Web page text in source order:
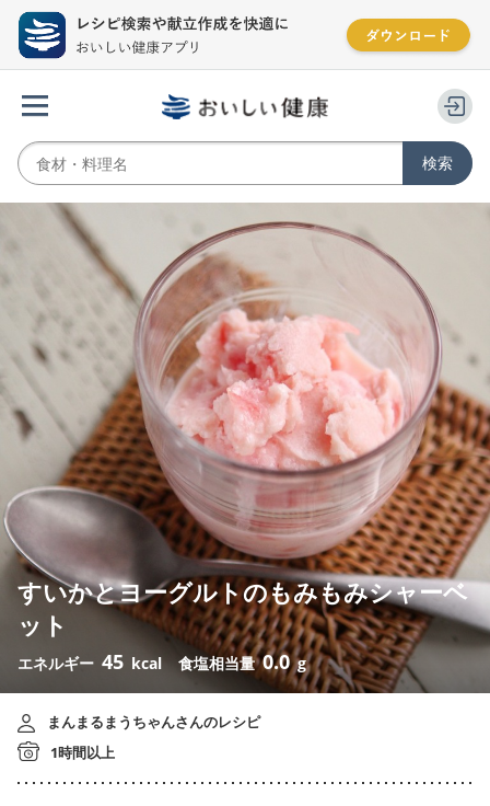
すいかとヨーグルトのもみもみシャーベ
ット
エネルギー 45 kcal 食塩相当量0.0 g
まんまるまうちゃんさんのレシピ
1時間以上